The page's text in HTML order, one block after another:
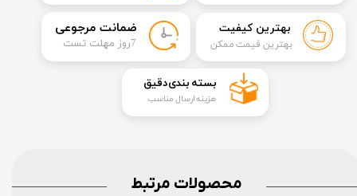
​ضمانت مرجوعی
​7روز مهلت تست
بهترین کیفیت
بهترین قیمت ممکن
​بسته بندی دقیق​​​​​​​
هزینه ارسال مناسب
محصولات مرتبط